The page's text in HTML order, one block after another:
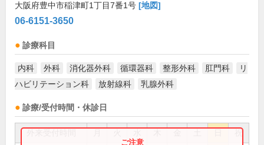
大阪府豊中市稲津町1丁目7番1号 [地図]
06-6151-3650
診療科目
内科 外科 消化器外科 循環器科 整形外科 肛門科
リ
ハビリテーション科
放射線科 乳腺外科
診療/受付時間・休診日
祝